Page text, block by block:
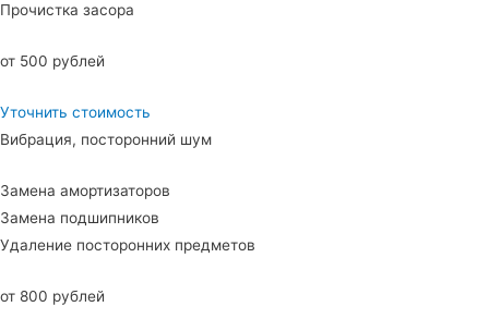
Прочистка засора
от 500 рублей
Уточнить стоимость
Вибрация, посторонний шум
Замена амортизаторов
Замена подшипников
Удаление посторонних предметов
от 800 рублей